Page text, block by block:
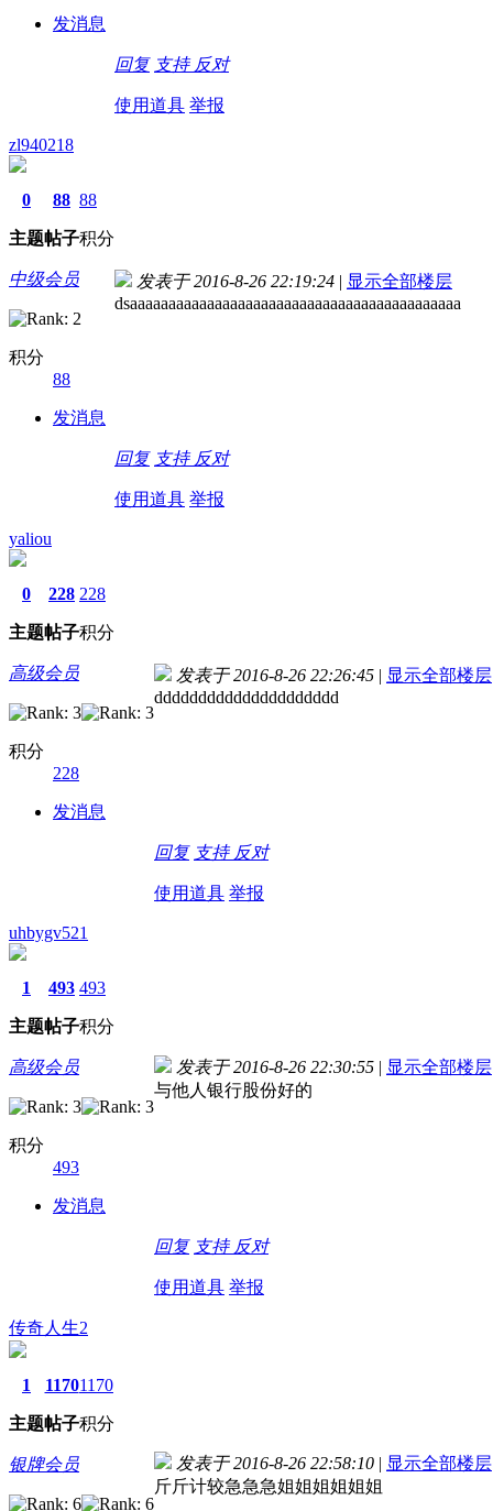
发消息
回复 支持 反对
使用道具 举报
zl940218
0
主题
88
帖子
88
积分
中级会员
积分
88
发消息
发表于 2016-8-26 22:19:24 | 显示全部楼层
dsaaaaaaaaaaaaaaaaaaaaaaaaaaaaaaaaaaaaaaaaaaa
回复 支持 反对
使用道具 举报
yaliou
0
主题
228
帖子
228
积分
高级会员
积分
228
发消息
发表于 2016-8-26 22:26:45 | 显示全部楼层
ddddddddddddddddddddd
回复 支持 反对
使用道具 举报
uhbygv521
1
主题
493
帖子
493
积分
高级会员
积分
493
发消息
发表于 2016-8-26 22:30:55 | 显示全部楼层
与他人银行股份好的
回复 支持 反对
使用道具 举报
传奇人生2
1
主题
1170
帖子
1170
积分
银牌会员 发表于 2016-8-26 22:58:10 | 显示全部楼层
斤斤计较急急急姐姐姐姐姐姐